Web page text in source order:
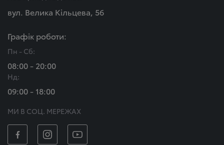
вул. Велика Кільцева, 56
Графік роботи:
Пн - Сб:
08:00 - 20:00
Нд:
09:00 - 18:00
МИ В СОЦ. МЕРЕЖАХ